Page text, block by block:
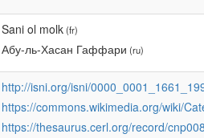
Sani ol molk(fr)
Абу-ль-Хасан Гаффари (ru)
http://isni.org/isni/
https://commons.wikimedia.org/wiki/
https://thesaurus.cerl.org/record/